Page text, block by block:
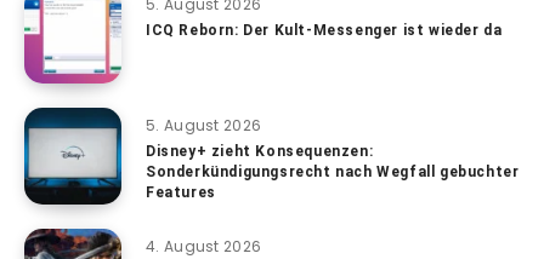
5. August 2026
ICQ Reborn: Der Kult-Messenger ist wieder da
5. August 2026
Disney+ zieht Konsequenzen:
Sonderkündigungsrecht nach Wegfall gebuchter
Features
4. August 2026